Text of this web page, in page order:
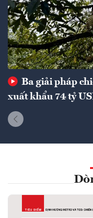
Ba giải pháp
xuất khẩu 74 tỷ